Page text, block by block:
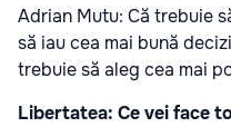
Adrian Mutu: Că trebuie
să iau cea mai bună
trebuie să aleg cea mai
Libertatea: Ce vei face